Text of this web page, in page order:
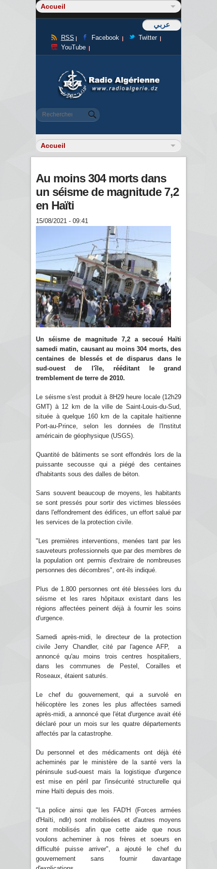
عربي
RSS Facebook
Twitter
YouTube
Formulaire de recherche
Rechercher
Au moins 304 morts dans
un séisme de magnitude 7,2
en Haïti
15/08/2021 - 09:41
Un séisme de magnitude 7,2 a secoué Haïti
samedi matin, causant au moins 304 morts, des
centaines de blessés et de disparus dans le
sud-ouest de l'île, rééditant le grand
tremblement de terre de 2010.
Le séisme s'est produit à 8H29 heure locale (12h29
GMT) à 12 km de la ville de Saint-Louis-du-Sud,
située à quelque 160 km de la capitale haïtienne
Port-au-Prince, selon les données de l'Institut
américain de géophysique (USGS).
Quantité de bâtiments se sont effondrés lors de la
puissante secousse qui a piégé des centaines
d'habitants sous des dalles de béton.
Sans souvent beaucoup de moyens, les habitants
se sont pressés pour sortir des victimes blessées
dans l'effondrement des édifices, un effort salué par
les services de la protection civile.
"Les premières interventions, menées tant par les
sauveteurs professionnels que par des membres de
la population ont permis d'extraire de nombreuses
personnes des décombres", ont-ils indiqué.
Plus de 1.800 personnes ont été blessées lors du
séisme et les rares hôpitaux existant dans les
régions affectées peinent déjà à fournir les soins
d'urgence.
Samedi après-midi, le directeur de la protection
civile Jerry Chandler, cité par l'agence AFP, a
annoncé qu'au moins trois centres hospitaliers,
dans les communes de Pestel, Corailles et
Roseaux, étaient saturés.
Le chef du gouvernement, qui a survolé en
hélicoptère les zones les plus affectées samedi
après-midi, a annoncé que l'état d'urgence avait été
déclaré pour un mois sur les quatre départements
affectés par la catastrophe.
Du personnel et des médicaments ont déjà été
acheminés par le ministère de la santé vers la
péninsule sud-ouest mais la logistique d'urgence
est mise en péril par l'insécurité structurelle qui
mine Haïti depuis des mois.
"La police ainsi que les FAD'H (Forces armées
d'Haïti, ndlr) sont mobilisées et d'autres moyens
sont mobilisés afin que cette aide que nous
voulons acheminer à nos frères et soeurs en
difficulté puisse arriver", a ajouté le chef du
gouvernement sans fournir davantage